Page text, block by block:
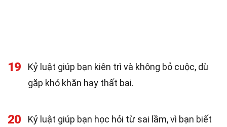
19
Kỷ luật giúp bạn kiên trì và không bỏ cuộc, dù
gặp khó khăn hay thất bại.
20
Kỷ luật giúp bạn học hỏi từ sai lầm, vì bạn biết